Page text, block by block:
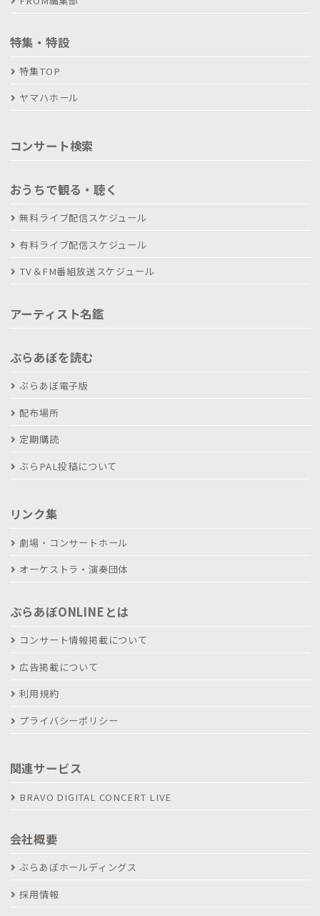
特集・特設
特集TOP
ヤマハホール
コンサート検索
おうちで観る・聴く
無料ライブ配信スケジュール
有料ライブ配信スケジュール
TV＆FM番組放送スケジュール
アーティスト名鑑
ぶらあぼを読む
ぶらあぼ電子版
配布場所
定期購読
ぶらPAL投稿について
リンク集
劇場・コンサートホール
オーケストラ・演奏団体
ぶらあぼONLINEとは
コンサート情報掲載について
広告掲載について
利用規約
プライバシーポリシー
関連サービス
BRAVO DIGITAL CONCERT LIVE
会社概要
ぶらあぼホールディングス
採用情報